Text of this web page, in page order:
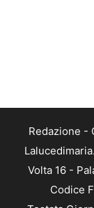
Redazione -
Volta 16 -
Codice